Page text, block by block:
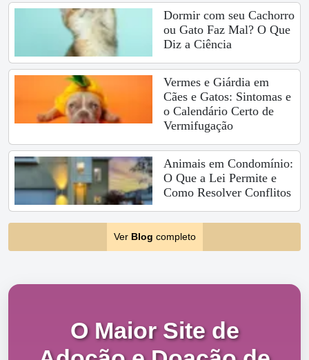
Dormir com seu Cachorro
ou Gato Faz Mal? O Que
Diz a Ciência
Vermes e Giárdia em
Cães e Gatos: Sintomas e
o Calendário Certo de
Vermifugação
Animais em Condomínio:
O Que a Lei Permite e
Como Resolver Conflitos
Ver Blog completo
O Maior Site de